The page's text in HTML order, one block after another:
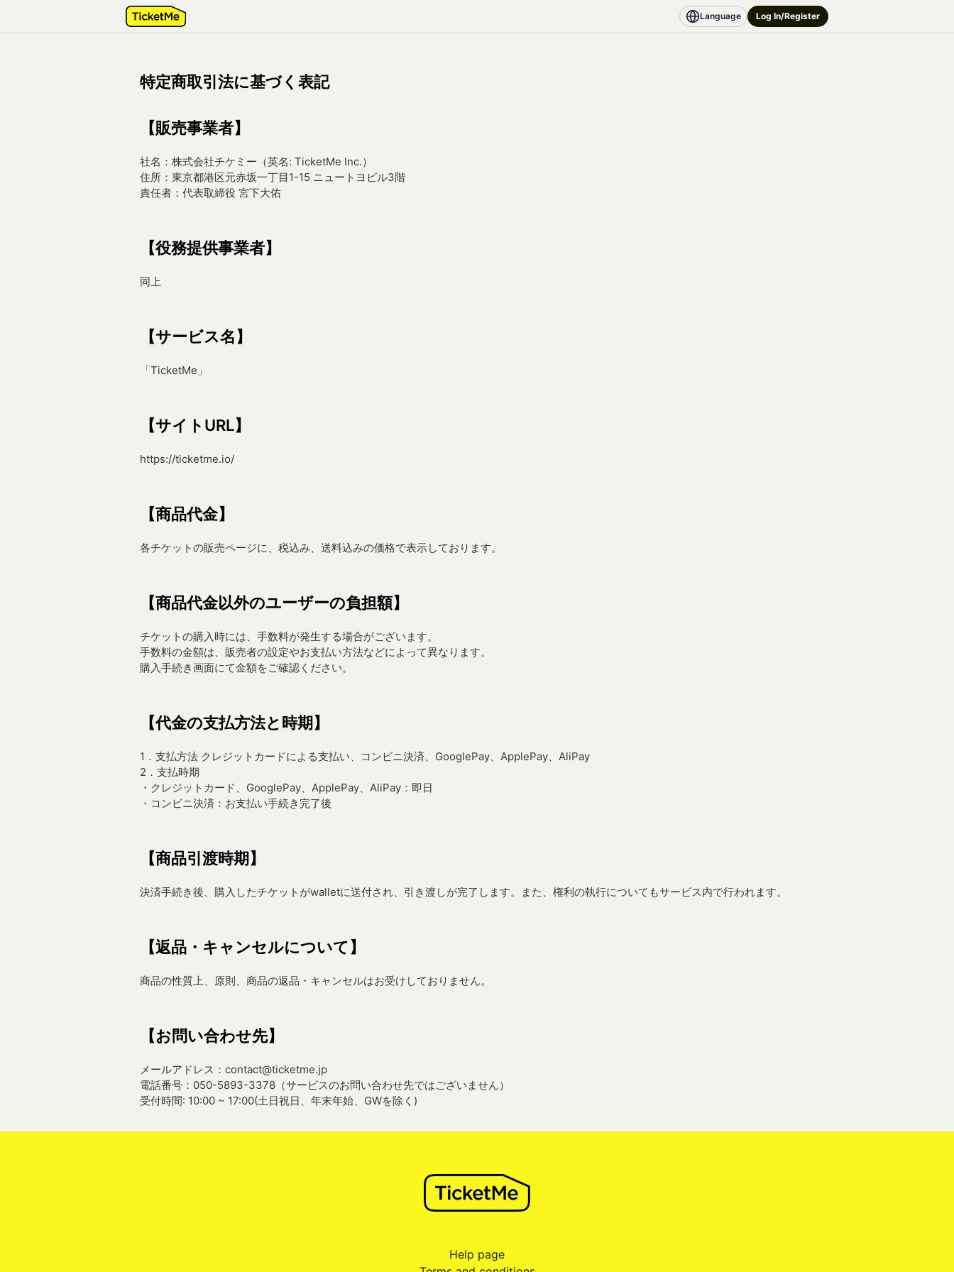
Language Log In/Register
特定商取引法に基づく表記
【販売事業者】
社名：株式会社チケミー（英名: TicketMe Inc.）
住所：東京都港区元赤坂一丁目1-15 ニュートヨビル3階
責任者：代表取締役 宮下大佑
【役務提供事業者】
同上
【サービス名】
「TicketMe」
【サイトURL】
https://ticketme.io/
【商品代金】
各チケットの販売ページに、税込み、送料込みの価格で表示しております。
【商品代金以外のユーザーの負担額】
チケットの購入時には、手数料が発生する場合がございます。
手数料の金額は、販売者の設定やお支払い方法などによって異なります。
購入手続き画面にて金額をご確認ください。
【代金の支払方法と時期】
1．支払方法 クレジットカードによる支払い、コンビニ決済、GooglePay、ApplePay、AliPay
2．支払時期
・クレジットカード、GooglePay、ApplePay、AliPay：即日
・コンビニ決済：お支払い手続き完了後
【商品引渡時期】
決済手続き後、購入したチケットがwalletに送付され、引き渡しが完了します。また、権利の執行についてもサービス内で行われます。
【返品・キャンセルについて】
商品の性質上、原則、商品の返品・キャンセルはお受けしておりません。
【お問い合わせ先】
メールアドレス：contact@ticketme.jp
電話番号：050-5893-3378（サービスのお問い合わせ先ではございません）
受付時間: 10:00 ~ 17:00(土日祝日、年末年始、GWを除く)
Help page